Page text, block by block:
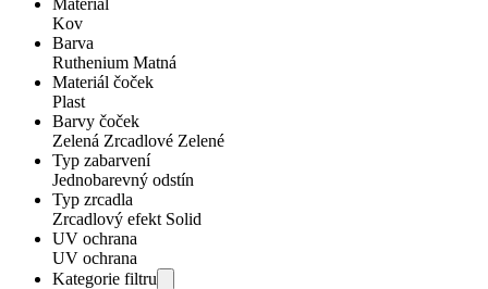
Kov
Barva
Ruthenium Matná
Materiál čoček
Plast
Barvy čoček
Zelená Zrcadlové Zelené
Typ zabarvení
Jednobarevný odstín
Typ zrcadla
Zrcadlový efekt Solid
UV ochrana
UV ochrana
Kategorie filtru